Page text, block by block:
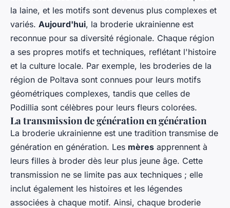
la laine, et les motifs sont devenus plus complexes et
variés. Aujourd'hui, la broderie ukrainienne est
reconnue pour sa diversité régionale. Chaque région
a ses propres motifs et techniques, reflétant l'histoire
et la culture locale. Par exemple, les broderies de la
région de Poltava sont connues pour leurs motifs
géométriques complexes, tandis que celles de
Podillia sont célèbres pour leurs fleurs colorées.
La transmission de génération en génération
La broderie ukrainienne est une tradition transmise de
génération en génération. Les mères apprennent à
leurs filles à broder dès leur plus jeune âge. Cette
transmission ne se limite pas aux techniques ; elle
inclut également les histoires et les légendes
associées à chaque motif. Ainsi, chaque broderie